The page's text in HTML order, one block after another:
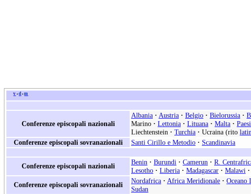
v • d • m
Conferenze episcopali nazionali
Albania · Austria · Belgio · Bielorussia ·
Marino · Lettonia · Lituana · Malta ·
Liechtenstein · Turchia · Ucraina (rito
Conferenze episcopali sovranazionali
Santi Cirillo e Metodio · Scandinavia
Conferenze episcopali nazionali
Benin · Burundi · Camerun · R.
Lesotho · Liberia · Madagascar · Malawi ·
Conferenze episcopali sovranazionali
Nordafrica · Africa Meridionale · Oceano
Sudan